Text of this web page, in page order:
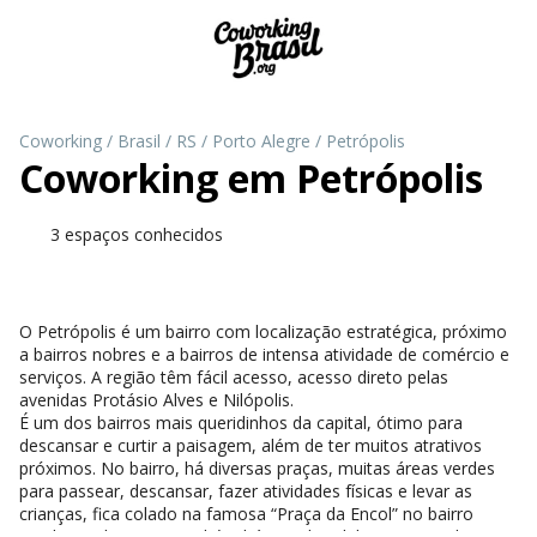
Coworking / Brasil / RS / Porto Alegre / Petrópolis
Coworking em Petrópolis
O Petrópolis é um bairro com localização estratégica, próximo
a bairros nobres e a bairros de intensa atividade de comércio e
serviços. A região têm fácil acesso, acesso direto pelas
avenidas Protásio Alves e Nilópolis.
É um dos bairros mais queridinhos da capital, ótimo para
descansar e curtir a paisagem, além de ter muitos atrativos
próximos. No bairro, há diversas praças, muitas áreas verdes
para passear, descansar, fazer atividades físicas e levar as
crianças, fica colado na famosa “Praça da Encol” no bairro
3 espaços conhecidos